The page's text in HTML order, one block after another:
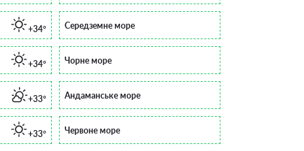
+34°
+34°
+33°
+33°
Середземне море
Чорне море
Андаманське море
Червоне море